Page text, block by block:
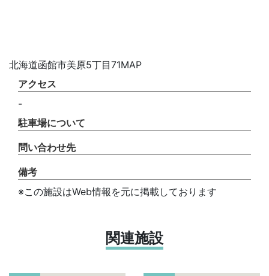
北海道函館市美原5丁目71MAP
アクセス
-
駐車場について
問い合わせ先
備考
※この施設はWeb情報を元に掲載しております
関連施設